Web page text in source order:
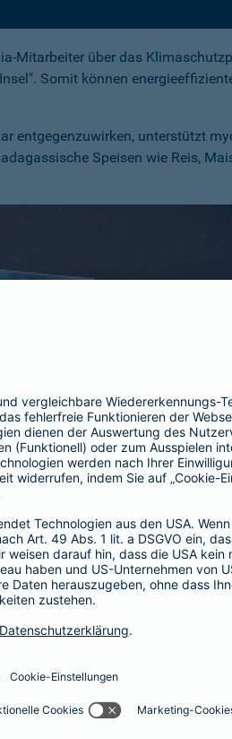
Mitarbeiter über das
Somit können
entgegenzuwirken, unterstützt
Speisen wie Reis,
Kompensation. So werden